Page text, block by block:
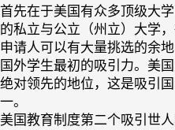
首先在于美国有众多顶级大
的私立与公立（州立）大学
申请人可以有大量挑选的余
国外学生最初的吸引力。美
绝对领先的地位，这是吸引
一。
美国教育制度第二个吸引世